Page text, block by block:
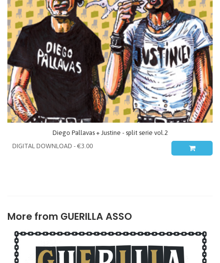
Diego Pallavas + Justine - split serie vol.2
More from GUERILLA ASSO